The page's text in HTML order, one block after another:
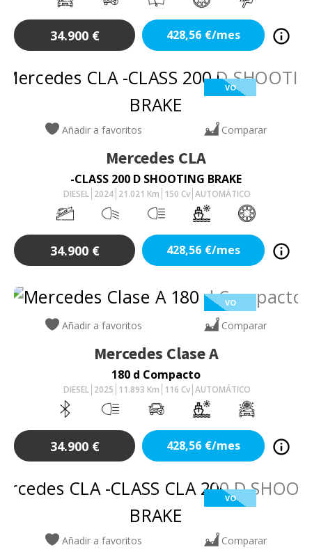
34.900 € 428,56 €/mes
VO
Añadir a favoritos Comparar
Mercedes CLA
-CLASS 200 D SHOOTING BRAKE
DIESEL 2024 21.021 Km 150 Cv AUTOMÁTICO
34.900 € 428,56 €/mes
VO
Añadir a favoritos Comparar
Mercedes Clase A
180 d Compacto
DIESEL 2025 11.893 Km 116 Cv AUTOMÁTICO
34.900 € 428,56 €/mes
VO
Añadir a favoritos Comparar